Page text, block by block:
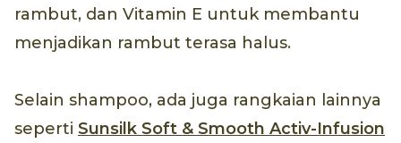
rambut, dan Vitamin E untuk membantu
menjadikan rambut terasa halus.
Selain shampoo, ada juga rangkaian lainnya
seperti Sunsilk Soft & Smooth Activ-Infusion